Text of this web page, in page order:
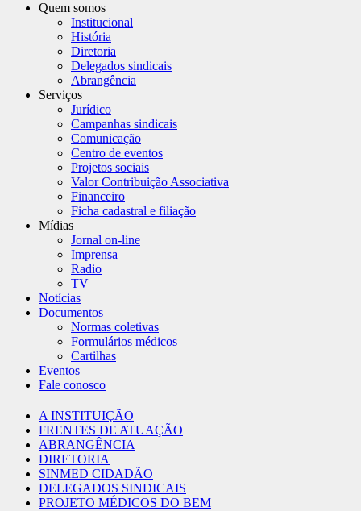
Quem somos
Institucional
História
Diretoria
Delegados sindicais
Abrangência
Serviços
Jurídico
Campanhas sindicais
Comunicação
Centro de eventos
Projetos sociais
Valor Contribuição Associativa
Financeiro
Ficha cadastral e filiação
Mídias
Jornal on-line
Imprensa
Radio
TV
Notícias
Documentos
Normas coletivas
Formulários médicos
Cartilhas
Eventos
Fale conosco
A INSTITUIÇÃO
FRENTES DE ATUAÇÃO
ABRANGÊNCIA
DIRETORIA
SINMED CIDADÃO
DELEGADOS SINDICAIS
PROJETO MÉDICOS DO BEM